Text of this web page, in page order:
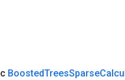
BoostedTreesSparse